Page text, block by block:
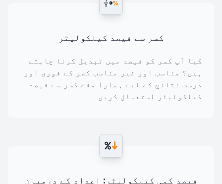
2
%
کسر سے فیصد کیلکولیٹر
کیا آپ کسر کو فیصد میں تبدیل کرنا چاہتے
ہیں؟ مناسب اور غیر مناسب کسر کے فوری اور
درست نتائج کے لیے ہمارا مفت کسر سے فیصد
کیلکولیٹر استعمال کریں۔
فیصد کمی کیلکولیٹر: اعداد کے درمیان